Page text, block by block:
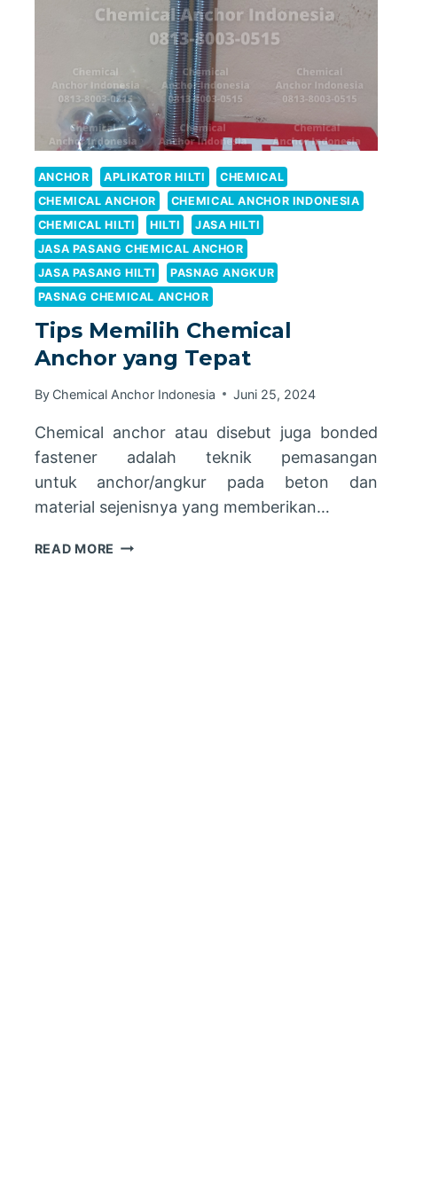
ANCHOR APLIKATOR HILTI
CHEMICAL
CHEMICAL ANCHOR
CHEMICAL ANCHOR INDONESIA
CHEMICAL HILTI
HILTI
JASA HILTI
JASA PASANG CHEMICAL ANCHOR
JASA PASANG HILTI
PASNAG ANGKUR
PASNAG CHEMICAL ANCHOR
Tips Memilih Chemical
Anchor yang Tepat
By Chemical Anchor Indonesia Juni 25, 2024
Chemical anchor atau disebut juga bonded
fastener adalah teknik pemasangan
untuk anchor/angkur pada beton dan
material sejenisnya yang memberikan…
READ MORE TIPS